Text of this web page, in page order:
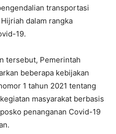
transportasi
dalam rangka
19.
tersebut, Pemerintah
beberapa kebijakan
1 tahun 2021 tentang
masyarakat berbasis
penanganan Covid-19